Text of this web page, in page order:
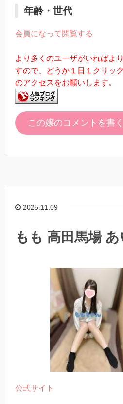
年齢・世代
会員になって閲覧する
より多くのユーザがいればよ
すので、どうか１日１クリッ
のアクセスをお願いします。
この嬢のコメントを書く
2025.11.09
もも 高田馬場
公式サイト